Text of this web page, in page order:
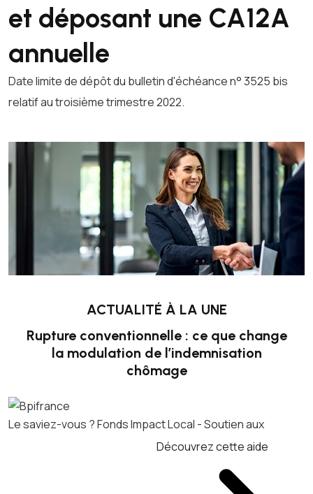
et déposant une CA12A
annuelle
Date limite de dépôt du bulletin d'échéance n° 3525 bis
relatif au troisième trimestre 2022.
ACTUALITÉ À LA UNE
Rupture conventionnelle : ce que change
la modulation de l’indemnisation
chômage
Le saviez-vous ?Fonds Impact Local - Soutien aux
Découvrez cette aide